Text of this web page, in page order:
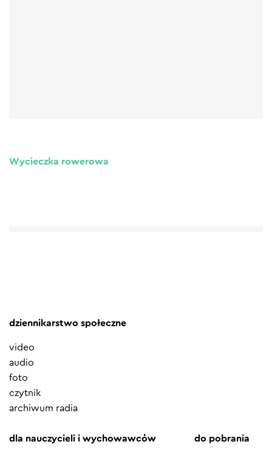
Wycieczka rowerowa
dziennikarstwo społeczne
video
audio
foto
czytnik
archiwum radia
dla nauczycieli i wychowawców do pobrania